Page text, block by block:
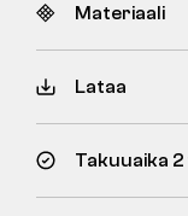
Materiaali
Lataa
Takuuaika